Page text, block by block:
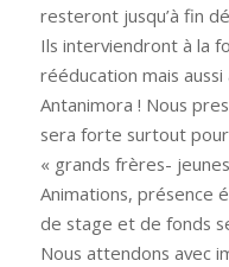
resteront jusqu’à fin
Ils interviendront à la
rééducation mais
Antanimora ! Nous
sera forte surtout
« grands frères-
Animations, présence
de stage et de fonds
Nous attendons avec